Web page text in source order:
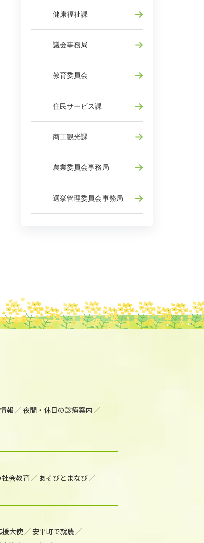
健康福祉課
議会事務局
教育委員会
住民サービス課
商工観光課
農業委員会事務局
選挙管理委員会事務局
報
夜間・休日の診療案内
会教育
あそびとまなび
大使
安平町で就農